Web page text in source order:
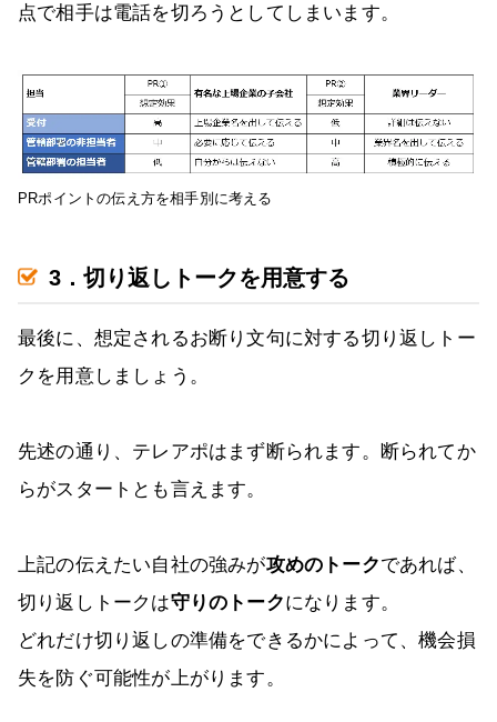
点で相手は電話を切ろうとしてしまいます。
PRポイントの伝え方を相手別に考える
3．切り返しトークを用意する
最後に、想定されるお断り文句に対する切り返しトー
クを用意しましょう。
先述の通り、テレアポはまず断られます。断られてか
らがスタートとも言えます。
上記の伝えたい自社の強みが攻めのトークであれば、
切り返しトークは守りのトークになります。
どれだけ切り返しの準備をできるかによって、機会損
失を防ぐ可能性が上がります。